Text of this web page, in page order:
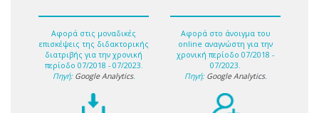
Αφορά στις μοναδικές
επισκέψεις της διδακτορικής
διατριβής για την χρονική
περίοδο 07/2018 - 07/2023.
Πηγή: Google Analytics.
Αφορά στο άνοιγμα του
online αναγνώστη για την
χρονική περίοδο 07/2018 -
07/2023.
Πηγή: Google Analytics.